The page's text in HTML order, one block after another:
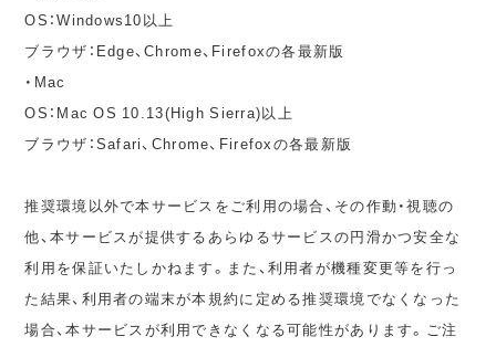
OS：Windows10以上
ブラウザ：Edge、Chrome、Firefoxの各最新版
・Mac
OS：Mac OS 10.13(High Sierra)以上
ブラウザ：Safari、Chrome、Firefoxの各最新版
推奨環境以外で本サービスをご利用の場合、その作動・視聴の
他、本サービスが提供するあらゆるサービスの円滑かつ安全な
利用を保証いたしかねます。また、利用者が機種変更等を行っ
た結果、利用者の端末が本規約に定める推奨環境でなくなった
場合、本サービスが利用できなくなる可能性があります。ご注